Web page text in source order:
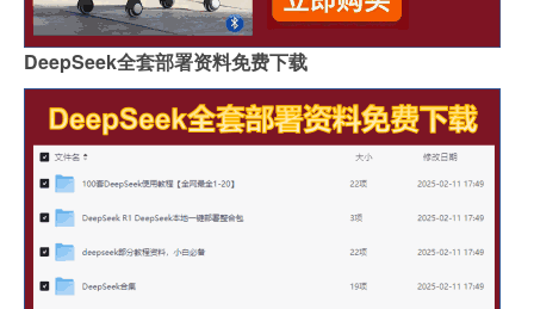
DeepSeek全套部署资料免费下载